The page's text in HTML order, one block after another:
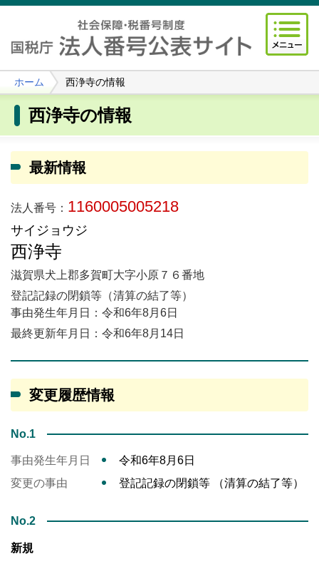
ホーム 西浄寺の情報
西浄寺の情報
最新情報
法人番号： 1160005005218
サイジョウジ
西浄寺
滋賀県犬上郡多賀町大字小原７６番地
登記記録の閉鎖等（清算の結了等）
事由発生年月日：令和6年8月6日
最終更新年月日：令和6年8月14日
変更履歴情報
No.1
事由発生年月日
令和6年8月6日
変更の事由
登記記録の閉鎖等 （清算の結了等）
No.2
新規